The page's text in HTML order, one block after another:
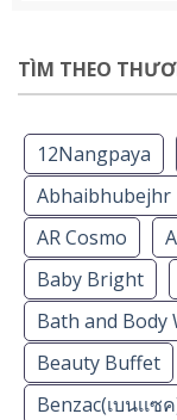
TÌM THEO
12Nangpaya
Abhaibhubejhr
AR Cosmo
Baby Bright
Bath and Body
Beauty Buffet
Benzac(เบนเเซ